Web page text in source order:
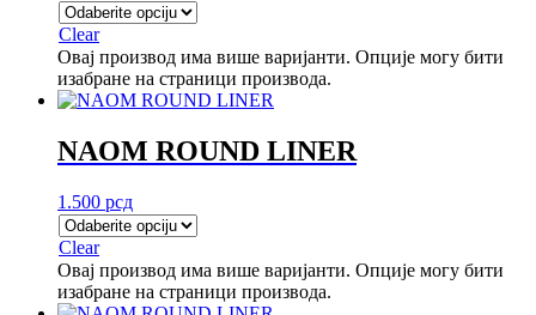
Clear
Овај производ има више варијанти. Опције могу бити
изабране на страници производа.
NAOM ROUND LINER
1.500 рсд
Clear
Овај производ има више варијанти. Опције могу бити
изабране на страници производа.